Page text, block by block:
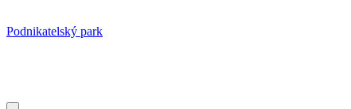
Podnikatelský park